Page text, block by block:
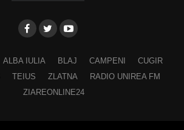
ALBA IULIA BLAJ CAMPENI
CUGIR
TEIUS ZLATNA
RADIO UNIREA FM
ZIAREONLINE24